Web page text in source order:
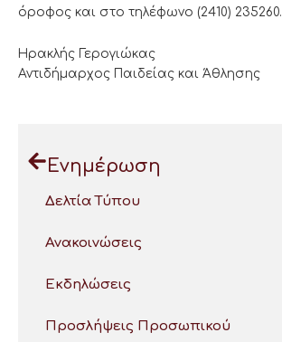
όροφος και στο τηλέφωνο (2410) 235260.
Ηρακλής Γερογιώκας
Αντιδήμαρχος Παιδείας και Άθλησης
Ενημέρωση
Δελτία Τύπου
Ανακοινώσεις
Εκδηλώσεις
Προσλήψεις Προσωπικού